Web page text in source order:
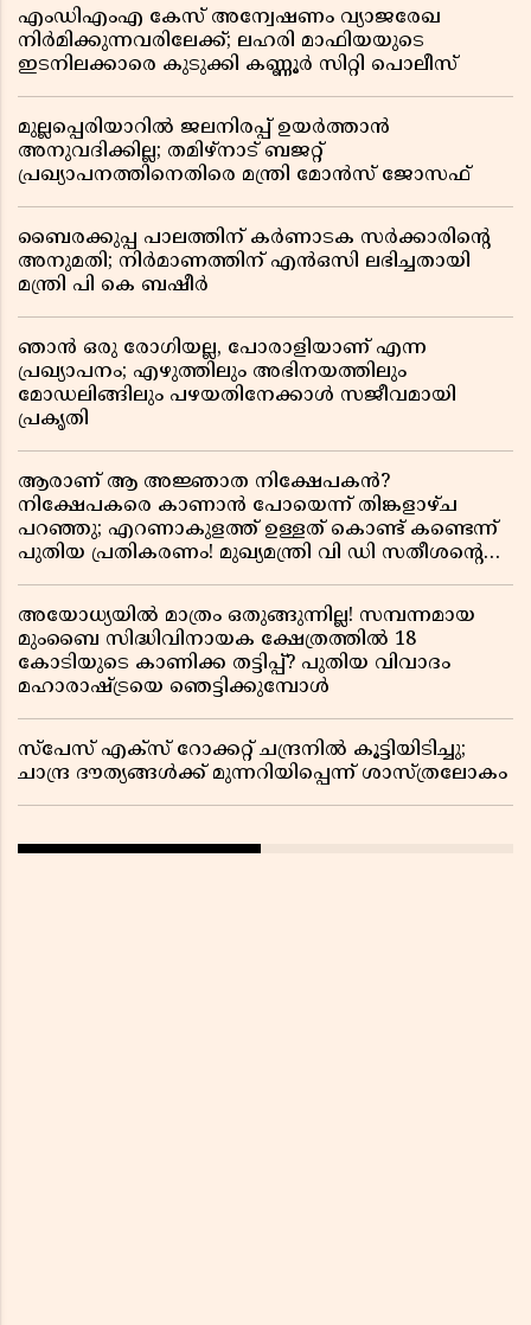
എംഡിഎംഎ കേസ് അന്വേഷണം വ്യാജരേഖ
നിർമിക്കുന്നവരിലേക്ക്; ലഹരി മാഫിയയുടെ
ഇടനിലക്കാരെ കുടുക്കി കണ്ണൂർ സിറ്റി പൊലീസ്
മുല്ലപ്പെരിയാറിൽ ജലനിരപ്പ് ഉയർത്താൻ
അനുവദിക്കില്ല; തമിഴ്നാട് ബജറ്റ്
പ്രഖ്യാപനത്തിനെതിരെ മന്ത്രി മോൻസ് ജോസഫ്
ബൈരക്കുപ്പ പാലത്തിന് കർണാടക സർക്കാരിൻ്റെ
അനുമതി; നിർമാണത്തിന് എൻഒസി ലഭിച്ചതായി
മന്ത്രി പി കെ ബഷീർ
ഞാൻ ഒരു രോഗിയല്ല, പോരാളിയാണ് എന്ന
പ്രഖ്യാപനം; എഴുത്തിലും അഭിനയത്തിലും
മോഡലിങ്ങിലും പഴയതിനേക്കാൾ സജീവമായി
പ്രകൃതി
ആരാണ് ആ അജ്ഞാത നിക്ഷേപകൻ?
നിക്ഷേപകരെ കാണാൻ പോയെന്ന് തിങ്കളാഴ്ച
പറഞ്ഞു; എറണാകുളത്ത് ഉള്ളത് കൊണ്ട് കണ്ടെന്ന്
പുതിയ പ്രതികരണം! മുഖ്യമന്ത്രി വി ഡി സതീശന്റെ
അയോധ്യയിൽ മാത്രം ഒതുങ്ങുന്നില്ല! സമ്പന്നമായ
മുംബൈ സിദ്ധിവിനായക ക്ഷേത്രത്തിൽ 18
കോടിയുടെ കാണിക്ക തട്ടിപ്പ്? പുതിയ വിവാദം
മഹാരാഷ്ട്രയെ ഞെട്ടിക്കുമ്പോൾ
സ്പേസ് എക്സ് റോക്കറ്റ് ചന്ദ്രനിൽ കൂട്ടിയിടിച്ചു;
ചാന്ദ്ര ദൗത്യങ്ങൾക്ക് മുന്നറിയിപ്പെന്ന് ശാസ്ത്രലോകം ​​​​​​​